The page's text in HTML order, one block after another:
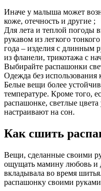
Иначе у малыша может
коже, отечность и другие ;
Для лета и теплой погоды
рукавом из легкого
года – изделия с длинным
из фланели, трикотажа с
Выбирайте распашонки
Одежда без использования
Белые вещи более
температуре. Кроме того,
распашонке, светлые
настраивают на сон.
Как сшить
Вещи, сделанные своими
ощущать мамину любовь и
вкладывала во время
распашонку своими